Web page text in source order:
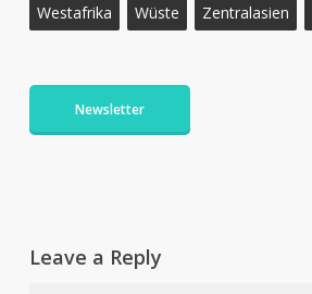
Westafrika
Wüste Zentralasien
Newsletter
Leave a Reply